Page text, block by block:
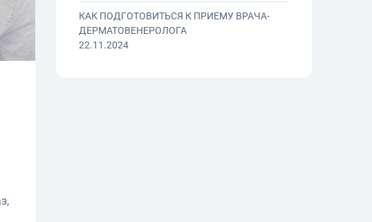
КАК ПОДГОТОВИТЬСЯ К ПРИЕМУ ВРАЧА-
ДЕРМАТОВЕНЕРОЛОГА
22.11.2024